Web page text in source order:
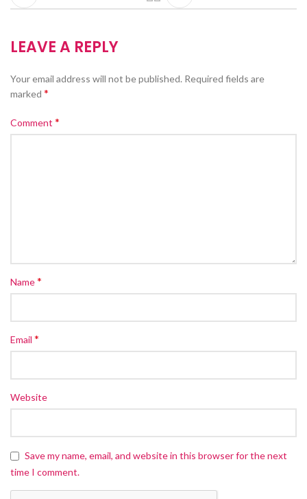
LEAVE A REPLY
Your email address will not be published. Required fields are
marked *
Comment *
Name*
Email *
Website
Save my name, email, and website in this browser for the next
time I comment.